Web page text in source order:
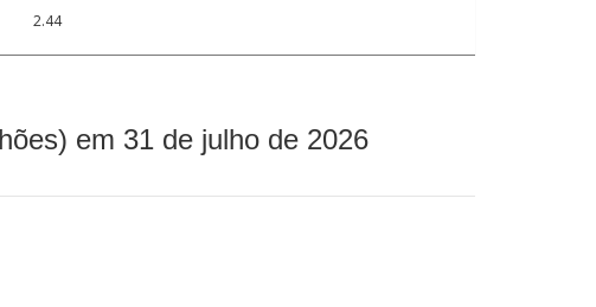
2.44
em 31 de julho de 2026